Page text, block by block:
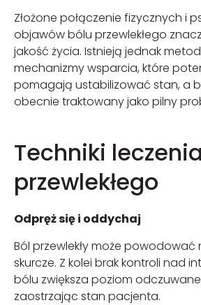
Złożone połączenie fizycznych i
objawów bólu przewlekłego
jakość życia. Istnieją jednak
mechanizmy wsparcia, które
pomagają ustabilizować stan, a
obecnie traktowany jako pilny
Techniki
przewlekłego
Odpręż się i oddychaj
Ból przewlekły może powodować
skurcze. Z kolei brak kontroli nad
bólu zwiększa poziom
zaostrzając stan pacjenta.